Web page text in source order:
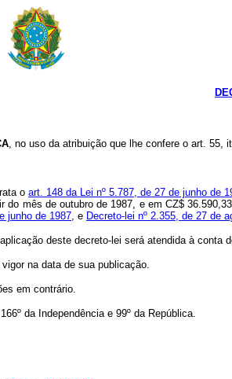
, no uso da atribuição que lhe confere o art. 55,
o art. 148 da Lei nº 5.787, de 27 de junho de
do mês de outubro de 1987, e em CZ$
junho de 1987, e Decreto-lei nº 2.355, de 27 de
deste decreto-lei será atendida à conta
na data de sua publicação.
em contrário.
da Independência e 99º da República.